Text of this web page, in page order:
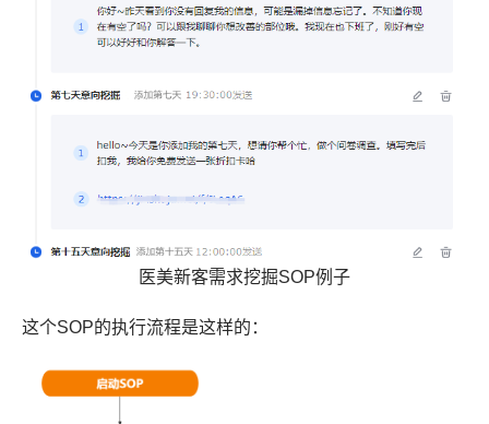
医美新客需求挖掘SOP例子
这个SOP的执行流程是这样的：